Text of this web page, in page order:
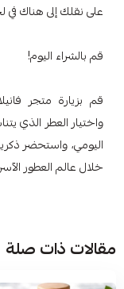
على نقلك إلى هناك في
قم بالشراء اليوم!
قم بزيارة متجر
واختيار العطر الذي
اليومي، واستحضر
خلال عالم العطور
مقالات ذات صلة